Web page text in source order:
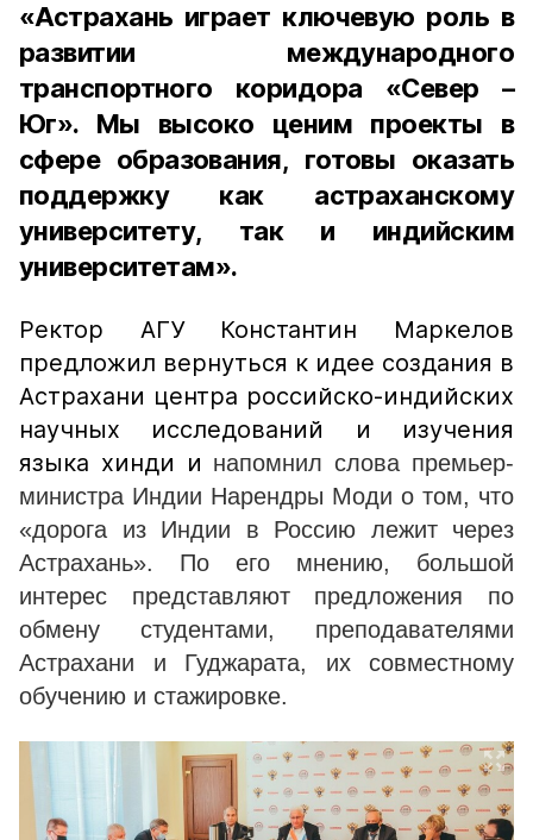
«Астрахань играет ключевую роль в
развитии международного
транспортного коридора «Север –
Юг». Мы высоко ценим проекты в
сфере образования, готовы оказать
поддержку как астраханскому
университету, так и индийским
университетам».
Ректор АГУ Константин Маркелов
предложил вернуться к идее создания в
Астрахани центра российско-индийских
научных исследований и изучения
языка хинди и напомнил слова премьер-
министра Индии Нарендры Моди о том, что
«дорога из Индии в Россию лежит через
Астрахань». По его мнению, большой
интерес представляют предложения по
обмену студентами, преподавателями
Астрахани и Гуджарата, их совместному
обучению и стажировке.